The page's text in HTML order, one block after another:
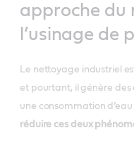
approche du
l’usinage de
Le nettoyage industriel
et pourtant, il génère
une consommation d’eau
réduire ces deux